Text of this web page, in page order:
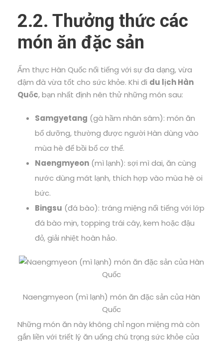
2.2. Thưởng thức các
món ăn đặc sản
Ẩm thực Hàn Quốc nổi tiếng với sự đa dạng, vừa
đậm đà vừa tốt cho sức khỏe. Khi đi du lịch Hàn
Quốc, bạn nhất định nên thử những món sau:
Samgyetang (gà hầm nhân sâm): món ăn
bổ dưỡng, thường được người Hàn dùng vào
mùa hè để bồi bổ cơ thể.
Naengmyeon (mì lạnh): sợi mì dai, ăn cùng
nước dùng mát lạnh, thích hợp vào mùa hè oi
bức.
Bingsu (đá bào): tráng miệng nổi tiếng với lớp
đá bào mịn, topping trái cây, kem hoặc đậu
đỏ, giải nhiệt hoàn hảo.
Naengmyeon (mì lạnh) món ăn đặc sản của Hàn
Quốc
Những món ăn này không chỉ ngon miệng mà còn
gắn liền với triết lý ăn uống chú trọng sức khỏe của